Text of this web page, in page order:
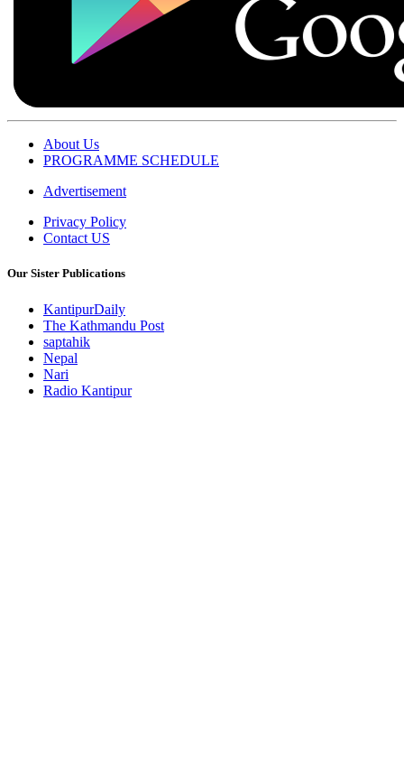
About Us
PROGRAMME SCHEDULE
Advertisement
Privacy Policy
Contact US
Our Sister Publications
KantipurDaily
The Kathmandu Post
saptahik
Nepal
Nari
Radio Kantipur